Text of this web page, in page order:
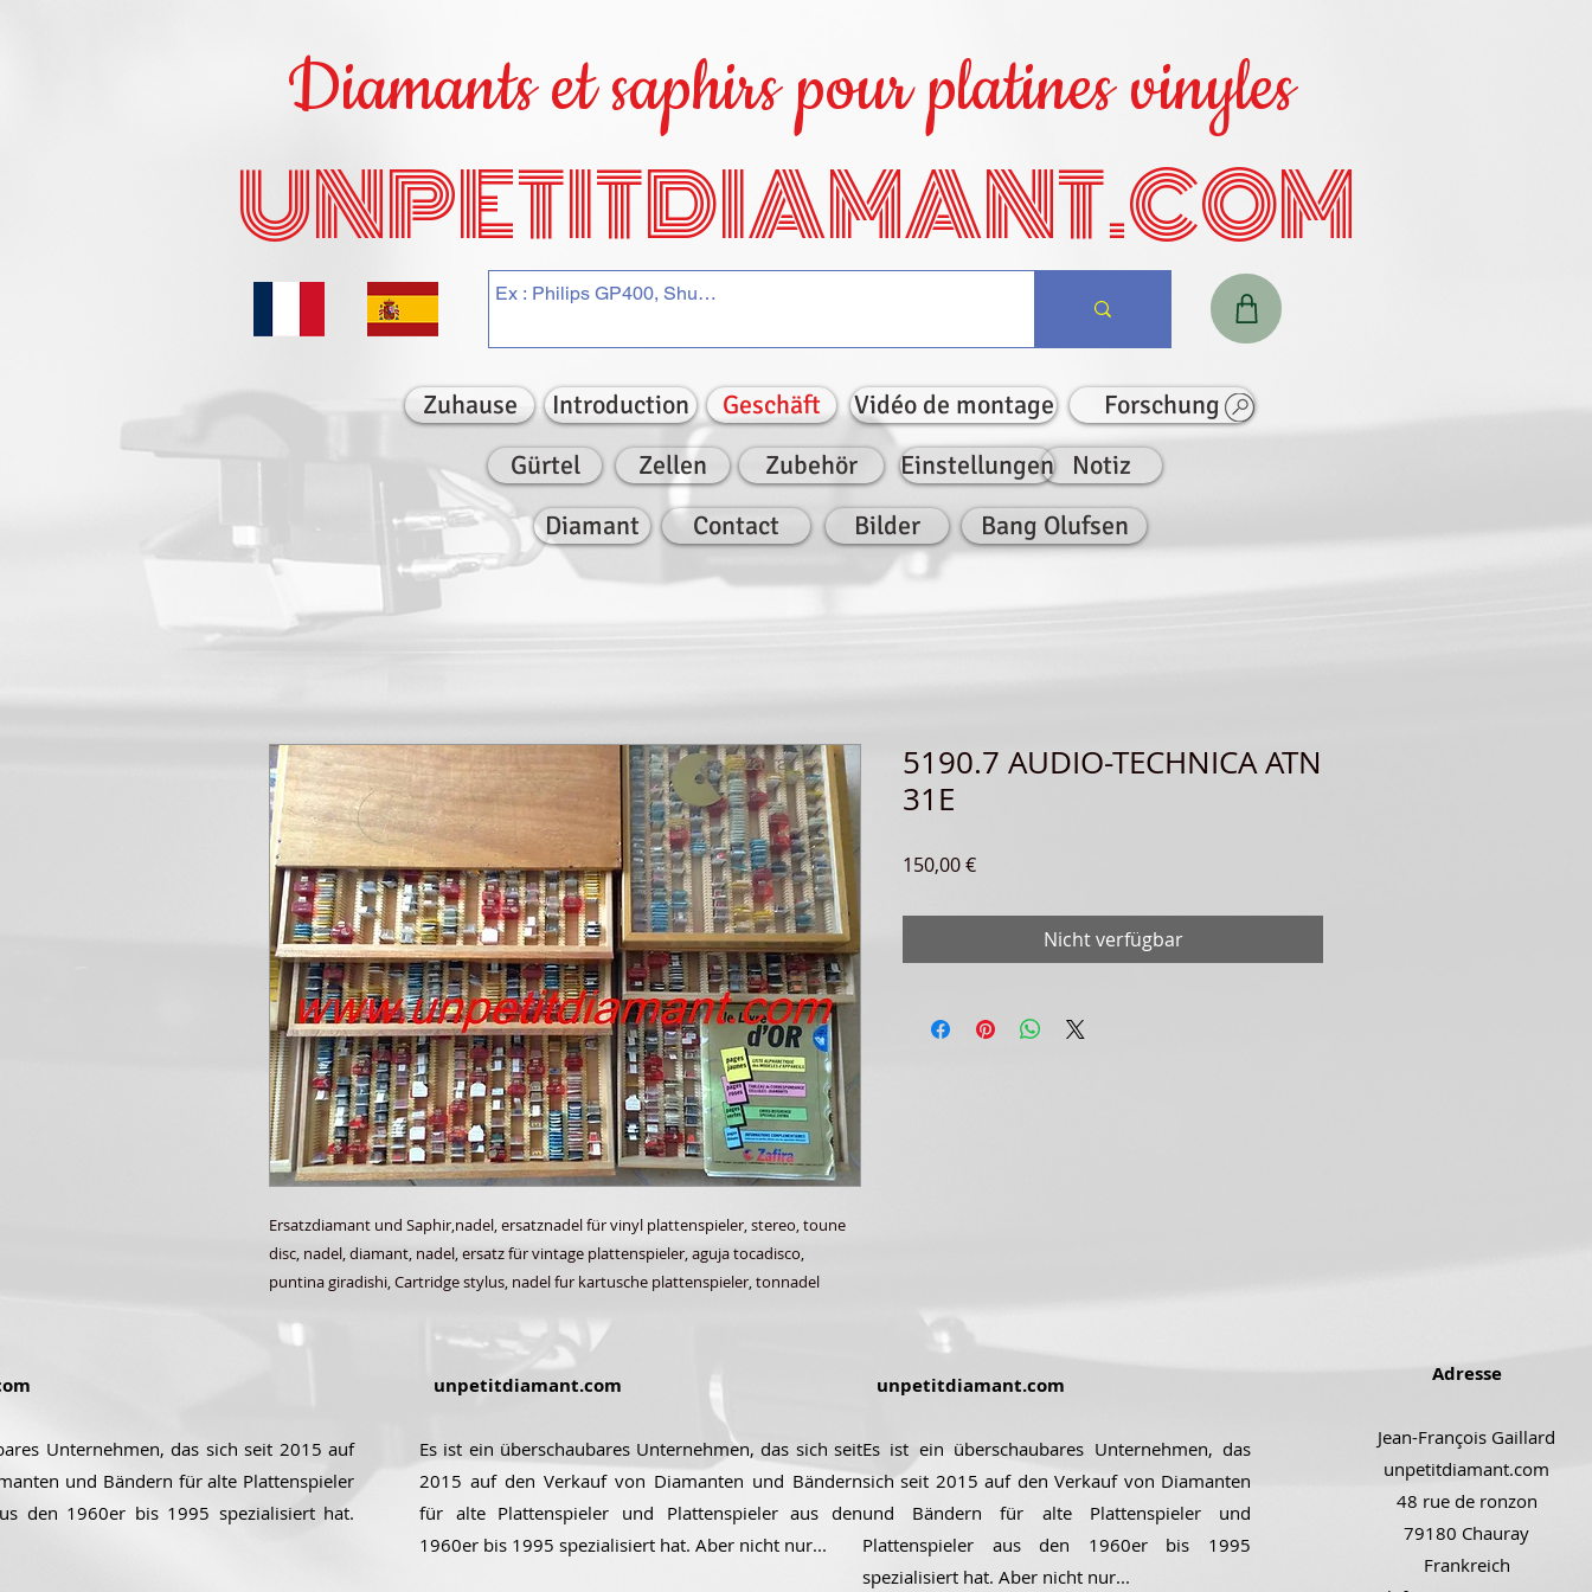
Diamants et saphirs pour platines vinyles
UNPETITDIAMANT.COM
Zuhause Introduction Geschäft Vidéo de montage
Forschung
Gürtel
Zellen Zubehör Einstellungen
Notiz
Diamant
Contact Bilder Bang Olufsen
Ersatzdiamant und Saphir,nadel, ersatznadel für vinyl plattenspieler, stereo, toune
disc, nadel, diamant, nadel, ersatz für vintage plattenspieler, aguja tocadisco,
puntina giradishi, Cartridge stylus, nadel fur kartusche plattenspieler, tonnadel
5190.7 AUDIO-TECHNICA ATN
31E
150,00 €Preis
Nicht verfügbar
Unternehmen, das sich seit 2015 auf
und Bändern für alte Plattenspieler
den 1960er bis 1995 spezialisiert hat.
unpetitdiamant.com
Es ist ein überschaubares Unternehmen, das sich seit
2015 auf den Verkauf von Diamanten und Bändern
für alte Plattenspieler und Plattenspieler aus den
1960er bis 1995 spezialisiert hat. Aber nicht nur...
unpetitdiamant.com
Es ist ein überschaubares Unternehmen, das
sich seit 2015 auf den Verkauf von Diamanten
und Bändern für alte Plattenspieler und
Plattenspieler aus den 1960er bis 1995
spezialisiert hat. Aber nicht nur...
Adresse
Jean-François Gaillard
unpetitdiamant.com
48 rue de ronzon
79180 Chauray
Frankreich